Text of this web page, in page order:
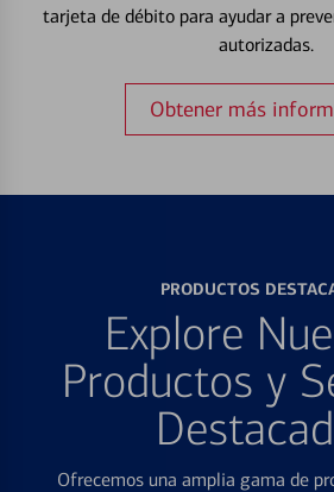
tarjeta de débito para ayudar a
autorizadas.
Obtener más
PRODUCTOS
Explore
Productos y
Ofrecemos una amplia gama de